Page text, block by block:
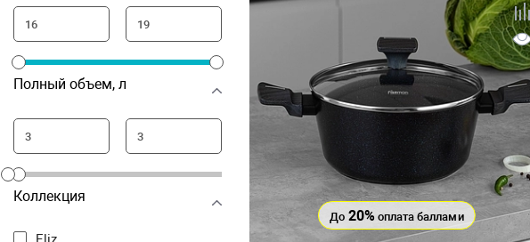
Полный объем, л
Коллекция
До 20% оплата баллами